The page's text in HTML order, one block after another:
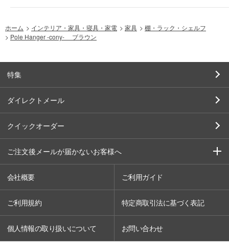
ホーム > インテリア・家具・寝具・家電 > 家具 > 棚・ラック・シェルフ
> Pole Hanger -cony- ブラウン
特集
ダイレクトメール
クイックオーダー
ご注文後メールが届かないお客様へ
会社概要 ご利用ガイド
ご利用規約 特定商取引法に基づく表記
個人情報の取り扱いについて お問い合わせ